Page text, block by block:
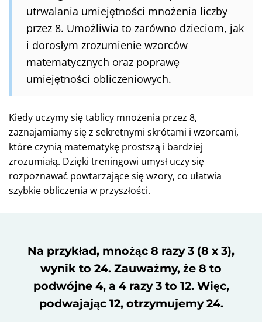
utrwalania umiejętności mnożenia liczby
przez 8. Umożliwia to zarówno dzieciom, jak
i dorosłym zrozumienie wzorców
matematycznych oraz poprawę
umiejętności obliczeniowych.
Kiedy uczymy się tablicy mnożenia przez 8,
zaznajamiamy się z sekretnymi skrótami i wzorcami,
które czynią matematykę prostszą i bardziej
zrozumiałą. Dzięki treningowi umysł uczy się
rozpoznawać powtarzające się wzory, co ułatwia
szybkie obliczenia w przyszłości.
Na przykład, mnożąc 8 razy 3 (8 x 3),
wynik to 24. Zauważmy, że 8 to
podwójne 4, a 4 razy 3 to 12. Więc,
podwajając 12, otrzymujemy 24.